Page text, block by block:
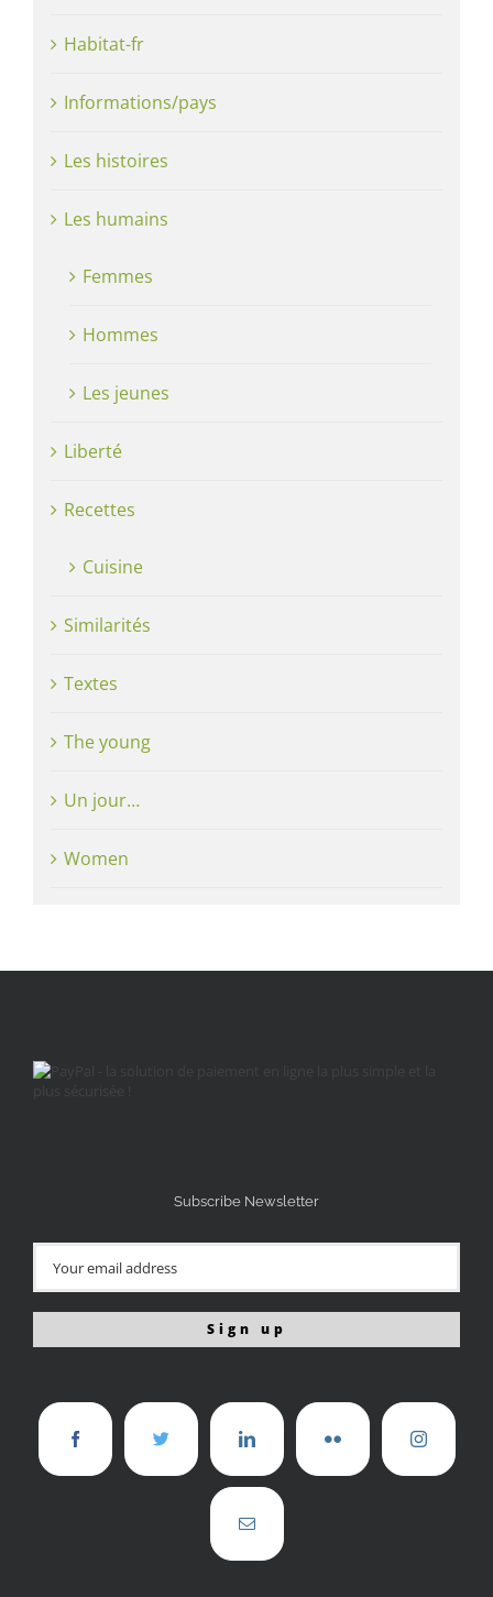
Habitat-fr
Informations/pays
Les histoires
Les humains
Femmes
Hommes
Les jeunes
Liberté
Recettes
Cuisine
Similarités
Textes
The young
Un jour…
Women
Subscribe Newsletter